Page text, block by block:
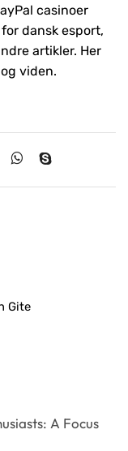
casinoer
dansk esport,
artikler. Her
viden.
Gite
A Focus